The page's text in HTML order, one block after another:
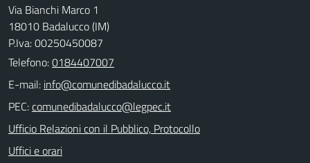
Via Bianchi Marco 1
18010 Badalucco (IM)
P.Iva: 00250450087
Telefono:0184407007
E-mail:
PEC:
Ufficio Relazioni con il Pubblico, Protocollo
Uffici e orari